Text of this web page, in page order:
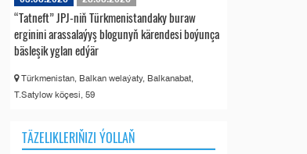
“Tatneft” JPJ-niň Türkmenistandaky buraw
erginini arassalaýyş blogunyň kärendesi boýunça
bäsleşik yglan edýär
Türkmenistan, Balkan welaýaty, Balkanabat,
T.Satylow köçesi, 59
TÄZELIKLERIŇIZI ÝOLLAŇ